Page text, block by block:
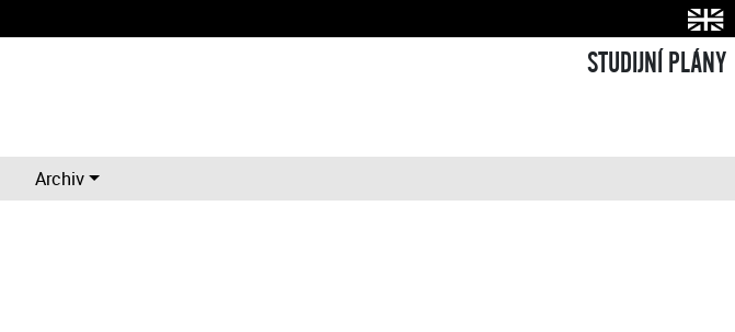
STUDIJNÍ PLÁNY
Archiv